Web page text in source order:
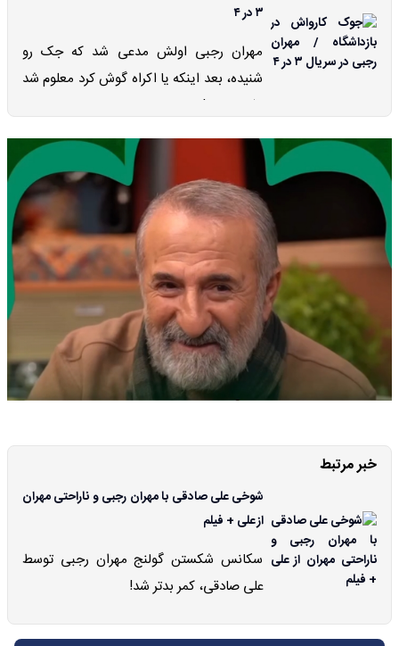
۳ در ۴
مهران رجبی اولش مدعی شد که جک رو
شنیده، بعد اینکه یا اکراه گوش کرد معلوم شد
نشنیده بود!
خبر مرتبط
شوخی علی صادقی با مهران رجبی و ناراحتی مهران
از علی + فیلم
سکانس شکستن گولنج مهران رجبی توسط
علی صادقی، کمر بدتر شد!